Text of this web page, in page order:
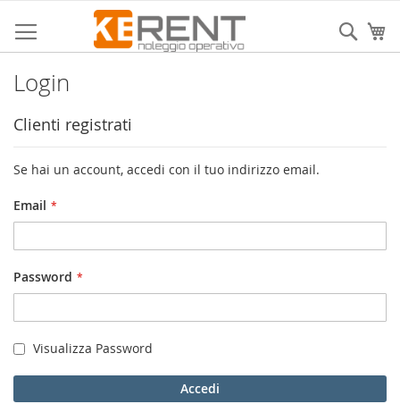
al
contenuto
Login
Clienti registrati
Se hai un account, accedi con il tuo indirizzo email.
Email
Password
Visualizza Password
Accedi